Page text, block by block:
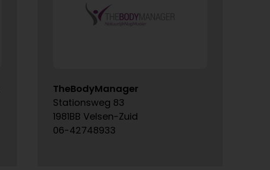
TheBodyManager
Stationsweg 83
1981BB Velsen-Zuid
06-42748933